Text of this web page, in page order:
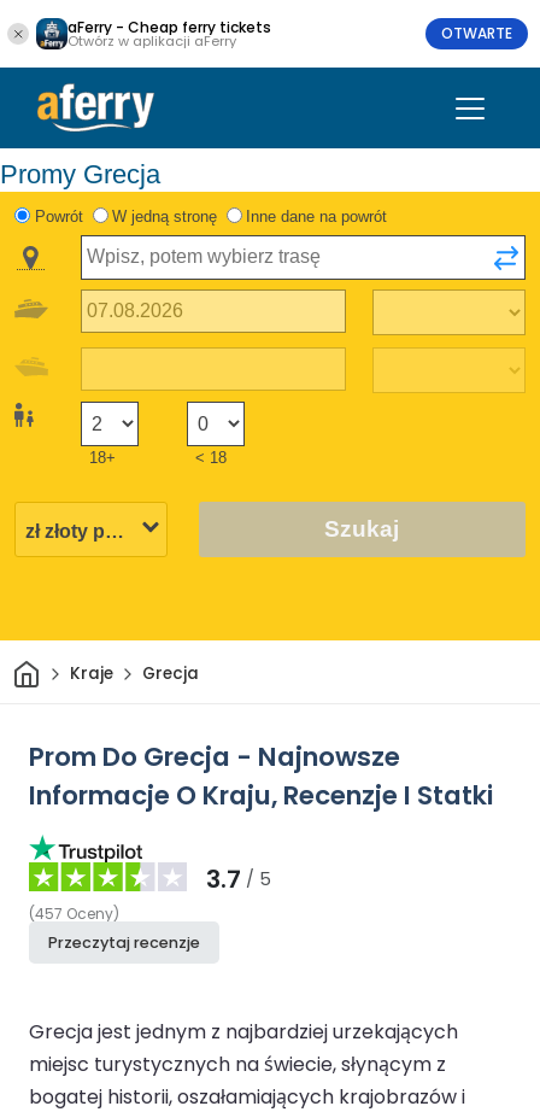
aFerry - Cheap ferry tickets
Otwórz w aplikacji aFerry OTWARTE
Promy Grecja
Powrót W jedną stronę Inne dane na powrót
18+ < 18
Szukaj
DomKraje Grecja
Prom Do Grecja - Najnowsze
Informacje O Kraju, Recenzje I Statki
3.7 / 5
(457 Oceny)
Przeczytaj recenzje
Grecja jest jednym z najbardziej urzekających
miejsc turystycznych na świecie, słynącym z
bogatej historii, oszałamiających krajobrazów i